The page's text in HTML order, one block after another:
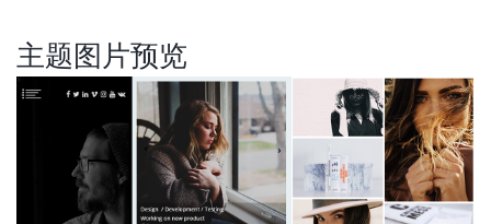
主题图片预览